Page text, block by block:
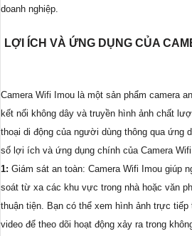
doanh nghiệp.
LỢI ÍCH VÀ ỨNG DỤNG CỦA
Camera Wifi Imou là một sản phẩm camera
kết nối không dây và truyền hình ảnh chất
thoại di động của người dùng thông qua ứng
số lợi ích và ứng dụng chính của Camera
1: Giám sát an toàn: Camera Wifi Imou giúp
soát từ xa các khu vực trong nhà hoặc văn
thuận tiện. Bạn có thể xem hình ảnh trực
video để theo dõi hoạt động xảy ra trong